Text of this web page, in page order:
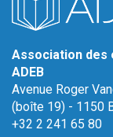
Association des
ADEB
Avenue Roger
(boîte 19) - 1150
+32 2 241 65 80